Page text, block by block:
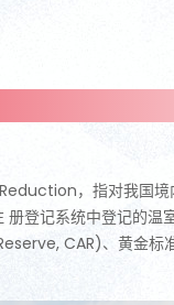
，指对我国境
登记系统中登记的温
CAR)、黄金标